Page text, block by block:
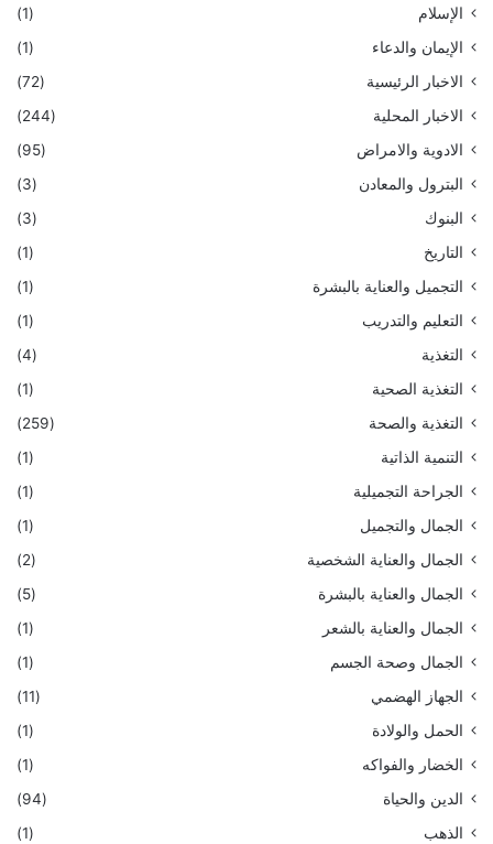
الإسلام
(1)
الإيمان والدعاء
(1)
الاخبار الرئيسية
(72)
الاخبار المحلية
(244)
الادوية والامراض
(95)
البترول والمعادن
(3)
البنوك
(3)
التاريخ
(1)
التجميل والعناية بالبشرة
(1)
التعليم والتدريب
(1)
التغذية
(4)
التغذية الصحية
(1)
التغذية والصحة
(259)
التنمية الذاتية
(1)
الجراحة التجميلية
(1)
الجمال والتجميل
(1)
الجمال والعناية الشخصية
(2)
الجمال والعناية بالبشرة
(5)
الجمال والعناية بالشعر
(1)
الجمال وصحة الجسم
(1)
الجهاز الهضمي
(11)
الحمل والولادة
(1)
الخضار والفواكه
(1)
الدين والحياة
(94)
الذهب
(1)